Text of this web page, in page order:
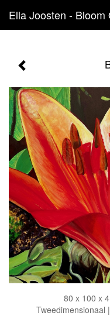
Ella Joosten - Bloom
80 x 100 x
Tweedimensionaal